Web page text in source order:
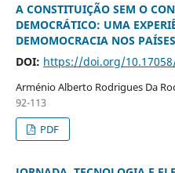
A CONSTITUIÇÃO SEM O
DEMOCRÁTICO: UMA
DEMOMOCRACIA NOS
DOI: https://doi.org/
Arménio Alberto Rodrigues Da
92-113
PDF